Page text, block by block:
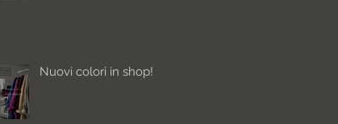
Nuovi colori in shop!